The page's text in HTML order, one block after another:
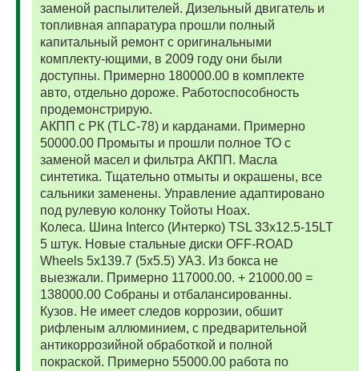
заменой распылителей. Дизельный двигатель и
топливная аппаратура прошли полный
капитальный ремонт с оригинальными
комплекту-ющими, в 2009 году они были
доступны. Примерно 180000.00 в комплекте
авто, отдельно дороже. Работоспособность
продемонстрирую.
АКПП с РК (TLC-78) и карданами. Примерно
50000.00 Промыты и прошли полное ТО с
заменой масел и фильтра АКПП. Масла
синтетика. Тщательно отмыты и окрашены, все
сальники заменены. Управление адаптировано
под рулевую колонку Тойоты Ноах.
Колеса. Шина Interco (Интерко) TSL 33x12.5-15LT
5 штук. Новые стальные диски OFF-ROAD
Wheels 5x139.7 (5x5.5) УАЗ. Из бокса не
выезжали. Примерно 117000.00. + 21000.00 =
138000.00 Собраны и отбалансированны.
Кузов. Не имеет следов коррозии, обшит
рифленым аллюминием, с предварительной
антикоррозийной обработкой и полной
покраской. Примерно 55000.00 работа по